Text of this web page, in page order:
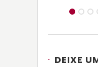
DEIXE